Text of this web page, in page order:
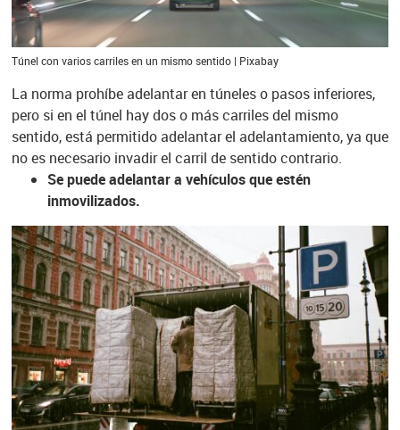
Túnel con varios carriles en un mismo sentido | Pixabay
La norma prohíbe adelantar en túneles o pasos inferiores,
pero si en el túnel hay dos o más carriles del mismo
sentido, está permitido adelantar el adelantamiento, ya que
no es necesario invadir el carril de sentido contrario.
Se puede adelantar a vehículos que estén
inmovilizados.